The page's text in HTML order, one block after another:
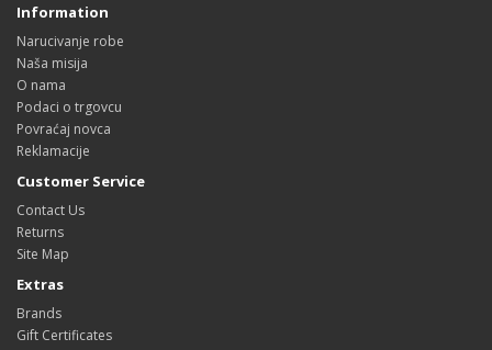
Information
Narucivanje robe
Naša misija
O nama
Podaci o trgovcu
Povraćaj novca
Reklamacije
Customer Service
Contact Us
Returns
Site Map
Extras
Brands
Gift Certificates